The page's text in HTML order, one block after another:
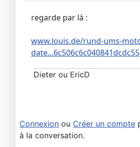
regarde par là :
www.louis.de/rund-ums-
date...6c506c6c040841dcdc55
Dieter ou EricD
Connexion ou Créer un compte
à la conversation.